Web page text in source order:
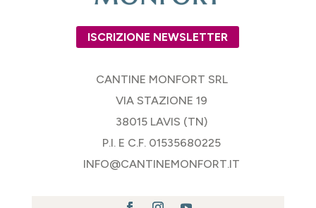
ISCRIZIONE NEWSLETTER
CANTINE MONFORT SRL
VIA STAZIONE 19
38015 LAVIS (TN)
P.I. E C.F. 01535680225
INFO@CANTINEMONFORT.IT